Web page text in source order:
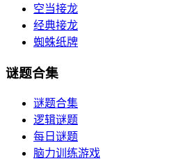
空当接龙
经典接龙
蜘蛛纸牌
谜题合集
谜题合集
逻辑谜题
每日谜题
脑力训练游戏